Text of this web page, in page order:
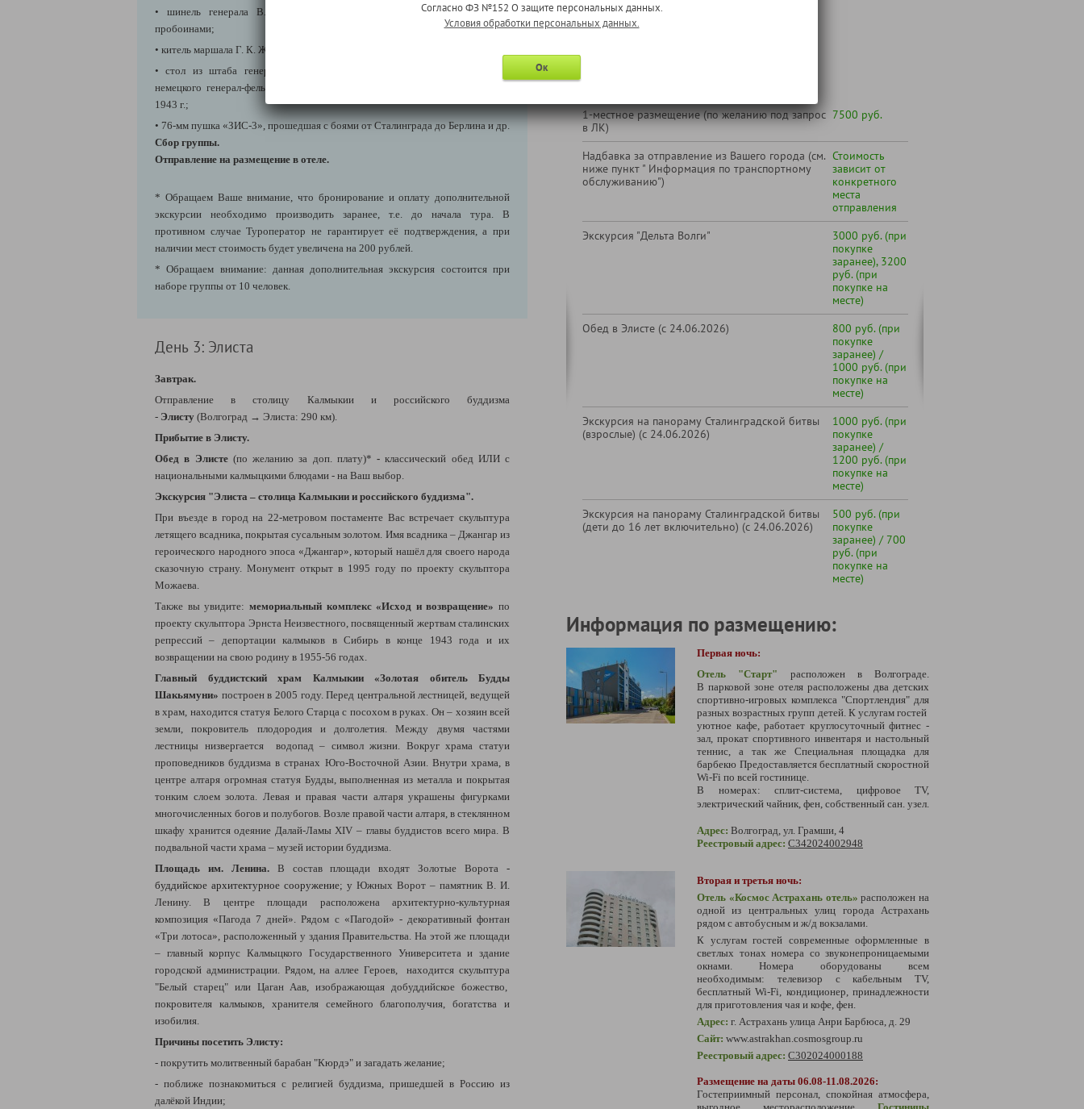
• шинель генерала В. А. Глазкова со 168 пулевыми и осколочными
пробоинами;
• китель маршала Г. К. Жукова;
• стол из штаба генерала М. С. Шумилова, где впервые допрашивали
немецкого генерал-фельдмаршала Ф. Паулюса, пленённого в Сталинграде в
1943 г.;
• 76-мм пушка «ЗИС-3», прошедшая с боями от Сталинграда до Берлина и др.
Сбор группы.
Отправление на размещение в отеле.
* Обращаем Ваше внимание, что бронирование и оплату дополнительной
экскурсии необходимо производить заранее, т.е. до начала тура. В
противном случае Туроператор не гарантирует её подтверждения, а при
наличии мест стоимость будет увеличена на 200 рублей.
* Обращаем внимание: данная дополнительная экскурсия состоится при
наборе группы от 10 человек.
День 3: Элиста
Завтрак.
Отправление в
столицу Калмыкии и российского буддизма
- Элисту (Волгоград → Элиста: 290 км).
Прибытие в Элисту.
Обед в Элисте (по желанию за доп. плату)* -классический обед ИЛИ с
национальными калмыцкими блюдами - на Ваш выбор.
Экскурсия "Элиста – столица Калмыкии и российского буддизма".
При въезде в город на 22-метровом постаменте Вас встречает скульптура
летящего всадника, покрытая сусальным золотом. Имя всадника – Джангар из
героического народного эпоса «Джангар», который нашёл для своего народа
сказочную страну. Монумент открыт в 1995 году по проекту скульптора
Можаева.
Также вы увидите: мемориальный комплекс «Исход и возвращение» по
проекту скульптора Эрнста Неизвестного, посвященный жертвам сталинских
репрессий – депортации калмыков в Сибирь в конце 1943 года и их
возвращении на свою родину в 1955-56 годах.
Главный буддистский храм Калмыкии «Золотая обитель Будды
Шакьямуни» построен в 2005 году. Перед центральной лестницей, ведущей
в храм, находится статуя Белого Старца с посохом в руках. Он – хозяин всей
земли, покровитель плодородия и долголетия. Между двумя частями
лестницы низвергается водопад – символ жизни. Вокруг храма статуи
проповедников буддизма в странах Юго-Восточной Азии. Внутри храма, в
центре алтаря огромная статуя Будды, выполненная из металла и покрытая
тонким слоем золота. Левая и правая части алтаря украшены фигурками
многочисленных богов и полубогов. Возле правой части алтаря, в стеклянном
шкафу хранится одеяние Далай-Ламы XIV – главы буддистов всего мира. В
подвальной части храма – музей истории буддизма.
Площадь им. Ленина.В состав площади входят Золотые Ворота -
буддийское архитектурное сооружение; у Южных Ворот – памятник В. И.
Ленину. В центре площади расположена архитектурно-культурная
композиция «Пагода 7 дней». Рядом с «Пагодой» - декоративный фонтан
«Три лотоса», расположенный у здания Правительства. На этой же площади
– главный корпус Калмыцкого Государственного Университета и здание
городской администрации. Рядом, на аллее Героев, находится скульптура
"Белый старец" или Цаган Аав, изображающая добуддийское божество,
покровителя калмыков, хранителя семейного благополучия, богатства и
изобилия.
Причины посетить Элисту:
- покрутить молитвенный барабан "Кюрдэ" и загадать желание;
- поближе познакомиться с религией буддизма, пришедшей в Россию из
далёкой Индии;
* в соответствии с программой тура
В стоимость тура не входит:
1-местное размещение (по желанию под запрос
в ЛК)
7500 руб.
Надбавка за отправление из Вашего города (см.
ниже пункт " Информация по транспортному
обслуживанию")
Стоимость
зависит от
конкретного
места
отправления
Экскурсия "Дельта Волги"
3000 руб. (при
покупке
заранее), 3200
руб. (при
покупке на
месте)
Обед в Элисте (с 24.06.2026)
800 руб. (при
покупке
заранее) /
1000 руб. (при
покупке на
месте)
Экскурсия на панораму Сталинградской битвы
(взрослые) (с 24.06.2026)
1000 руб. (при
покупке
заранее) /
1200 руб. (при
покупке на
месте)
Экскурсия на панораму Сталинградской битвы
(дети до 16 лет включительно) (с 24.06.2026)
500 руб. (при
покупке
заранее) / 700
руб. (при
покупке на
месте)
Информация по размещению:
Первая ночь:
Отель "Старт" расположен в Волгограде.
В парковой зоне отеля расположены два детских
спортивно-игровых комплекса "Спортлендия" для
разных возрастных групп детей. К услугам гостей
уютное кафе, работает круглосуточный фитнес -
зал, прокат спортивного инвентаря и настольный
теннис, а так же Специальная площадка для
барбекю Предоставляется бесплатный скоростной
Wi-Fi по всей гостинице.
В номерах: сплит-система, цифровое TV,
электрический чайник, фен, собственный сан. узел.
Адрес: Волгоград, ул. Грамши, 4
Реестровый адрес: С342024002948
Вторая и третья ночь:
Отель «Космос Астрахань отель» расположен на
одной из центральных улиц города Астрахань
рядом с автобусным и ж/д вокзалами.
К услугам гостей современные оформленные в
светлых тонах номера со звуконепроницаемыми
окнами. Номера оборудованы всем
необходимым: телевизор с кабельным TV,
бесплатный Wi-Fi, кондиционер, принадлежности
для приготовления чая и кофе, фен.
Адрес: г. Астрахань улица Анри Барбюса, д. 29
Сайт: www.astrakhan.cosmosgroup.ru
Реестровый адрес: С302024000188
Размещение на даты 06.08-11.08.2026:
Гостеприимный персонал, спокойная атмосфера,
Согласно ФЗ №152 О защите персональных данных.
Условия обработки персональных данных.
Ок